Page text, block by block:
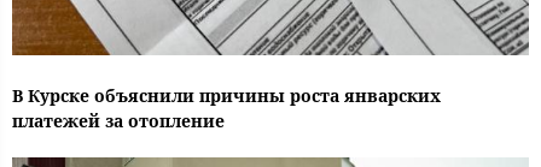
В Курске объяснили причины роста январских
платежей за отопление